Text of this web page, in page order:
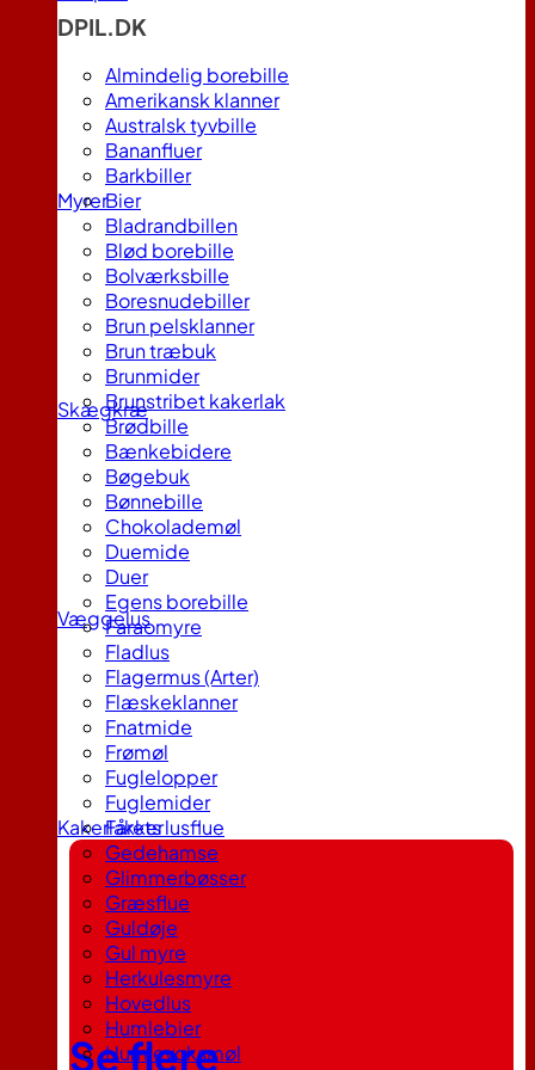
Myrer
Skægkræ
Væggelus
Kakerlakker
Se flere
DPIL.DK
Almindelig borebille
Amerikansk klanner
Australsk tyvbille
Bananfluer
Barkbiller
Bier
Bladrandbillen
Blød borebille
Bolværksbille
Boresnudebiller
Brun pelsklanner
Brun træbuk
Brunmider
Brunstribet kakerlak
Brødbille
Bænkebidere
Bøgebuk
Bønnebille
Chokolademøl
Duemide
Duer
Egens borebille
Faraomyre
Fladlus
Flagermus (Arter)
Flæskeklanner
Fnatmide
Frømøl
Fuglelopper
Fuglemider
Fårets lusflue
Gedehamse
Glimmerbøsser
Græsflue
Guldøje
Gul myre
Herkulesmyre
Hovedlus
Humlebier
Humlevoksmøl